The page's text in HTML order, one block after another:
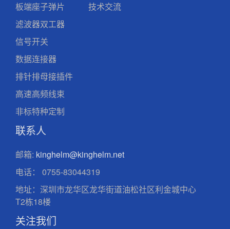
板端座子弹片
滤波器双工器
信号开关
数据连接器
排针排母接插件
高速高频线束
非标特种定制
技术交流
联系人
邮箱: kinghelm@kinghelm.net
电话：
0755-83044319
地址：深圳市龙华区龙华街道油松社区利金城中心
T2栋18楼
关注我们